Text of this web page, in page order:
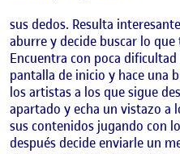
sus dedos. Resulta
aburre y decide buscar lo
Encuentra con poca
pantalla de inicio y hace una
los artistas a los que sigue
apartado y echa un vistazo a
sus contenidos jugando con
después decide enviarle un